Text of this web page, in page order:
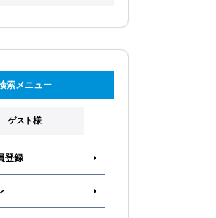
索メニュー
ゲスト様
登録